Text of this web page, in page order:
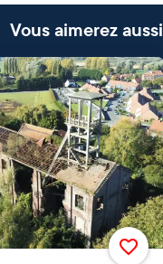
Vous aimerez aussi